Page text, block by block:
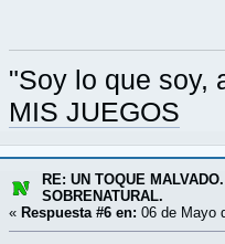
"Soy lo que soy,
MIS JUEGOS
RE: UN TOQUE
SOBRENATURAL.
« Respuesta #6 en: 06 de Mayo